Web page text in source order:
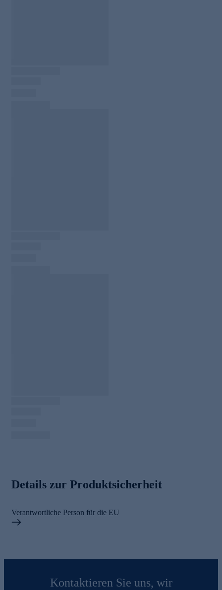
Details zur Produktsicherheit
Verantwortliche Person für die EU
Kontaktieren Sie uns, wir